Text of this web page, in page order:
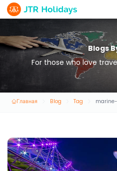
Blogs
For those who love
Главная Blog Tag